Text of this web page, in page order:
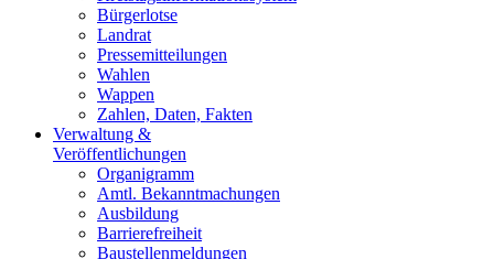
Bürgerlotse
Landrat
Pressemitteilungen
Wahlen
Wappen
Zahlen, Daten, Fakten
Verwaltung &
Veröffentlichungen
Organigramm
Amtl. Bekanntmachungen
Ausbildung
Barrierefreiheit
Baustellenmeldungen